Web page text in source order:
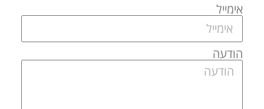
אימייל
הודעה